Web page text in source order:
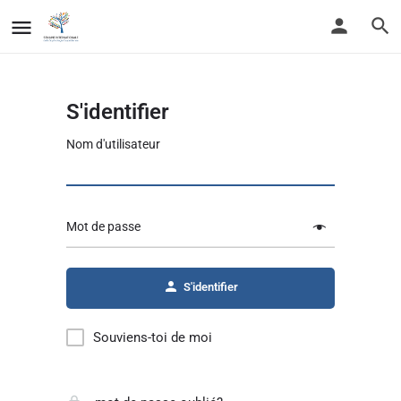
S'identifier
Nom d'utilisateur
Mot de passe
S'identifier
Souviens-toi de moi